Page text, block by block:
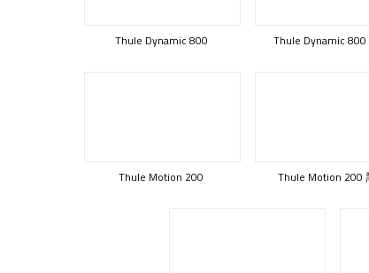
Thule Dynamic 800 Thule Dynamic 800
Thule Motion 200 Thule Motion 200